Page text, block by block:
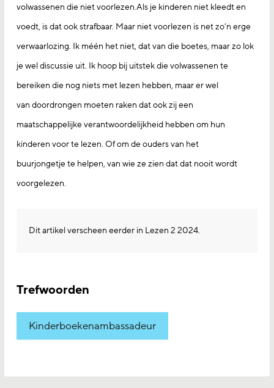
volwassenen die niet voorlezen.Als je kinderen niet kleedt en
voedt, is dat ook strafbaar. Maar niet voorlezen is net zo’n erge
verwaarlozing. Ik méén het niet, dat van die boetes, maar zo lok
je wel discussie uit. Ik hoop bij uitstek die volwassenen te
bereiken die nog niets met lezen hebben, maar er wel
van doordrongen moeten raken dat ook zij een
maatschappelijke verantwoordelijkheid hebben om hun
kinderen voor te lezen. Of om de ouders van het
buurjongetje te helpen, van wie ze zien dat dat nooit wordt
voorgelezen.
Dit artikel verscheen eerder in Lezen 2 2024.
Trefwoorden
Kinderboekenambassadeur